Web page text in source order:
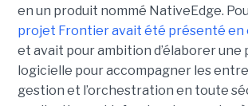
en un produit nommé NativeEdge.
projet Frontier avait été présenté en
et avait pour ambition d’élaborer
logicielle pour accompagner les
gestion et l’orchestration en toute